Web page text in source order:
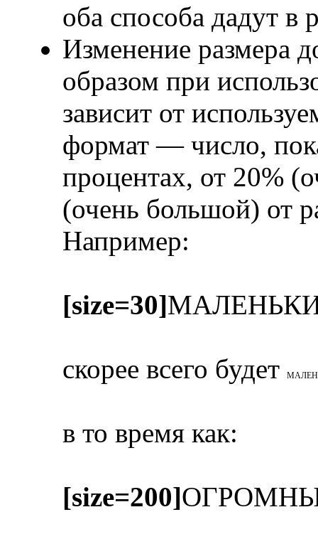
оба способа дадут в
Изменение размера
образом при
зависит от
формат — число,
процентах, от 20%
(очень большой) от
Например:
[size=30]
скорее всего будет
в то время как:
[size=200]